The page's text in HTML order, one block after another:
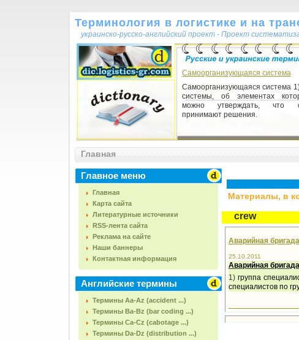
Терминология в логистике и на
украинско-русско-английский проект - Проект
Самоорганизующаяся система
Самоорганизующаяся система
системы, об элементах
можно утверждать, что
принимают решения.
Главная
Главное меню
Главная
Карта сайта
Литературные источники
RSS-лента сайта
Реклама на сайте
Наши баннеры
Контактная информация
Английские термины
Термины Aa-Az (accident ...)
Термины Ba-Bz (bar coding ...)
Термины Ca-Cz (cabotage ...)
Термины Da-Dz (distribution ...)
Материалы, в
crew
Аварийная
25.10.2011
Аварийная бригада
1) группа
специалистов по